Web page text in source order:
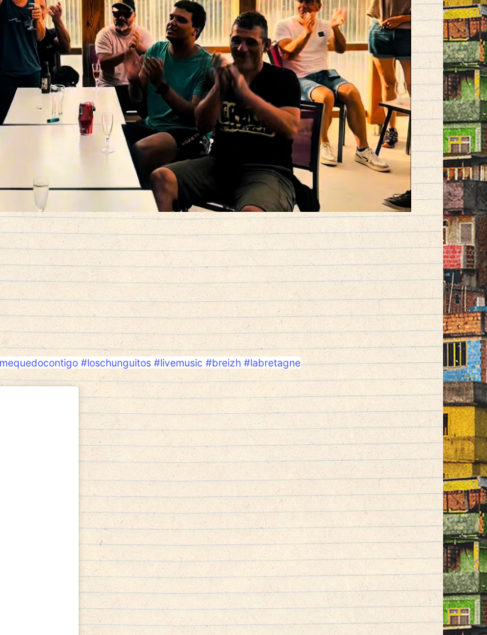
#loschunguitos #livemusic #breizh #labretagne
självkänslan
utan att
ansikte. För många
snabbt, vilket gör
utan lång
och trygghet
par dagar. Att
till att bryta